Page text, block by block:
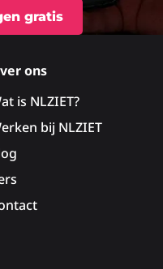
gratis
ons
is NLZIET?
bij NLZIET